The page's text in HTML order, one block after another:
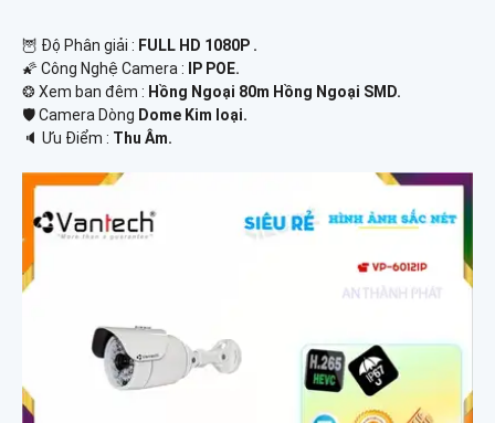
🦉 Độ Phân giải : FULL HD 1080P .
🌠 Công Nghệ Camera :
IP POE.
❂ Xem ban đêm : Hồng Ngoại 80m Hồng Ngoại SMD.
🛡 Camera Dòng Dome Kim loại.
️🔈 Ưu Điểm : Thu Âm.